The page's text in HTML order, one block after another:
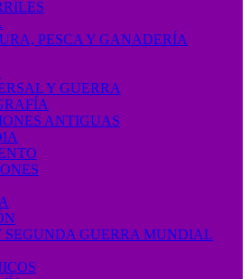
PESCA Y GANADERÍA
Y GUERRA
ANTIGUAS
SEGUNDA GUERRA MUNDIAL